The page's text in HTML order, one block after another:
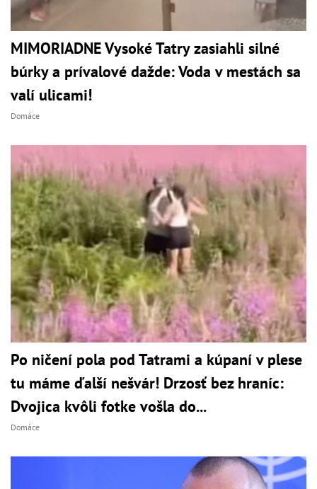
MIMORIADNE Vysoké Tatry zasiahli silné
búrky a prívalové dažde: Voda v mestách sa
valí ulicami!
Domáce
Po ničení pola pod Tatrami a kúpaní v plese
tu máme ďalší nešvár! Drzosť bez hraníc:
Dvojica kvôli fotke vošla do...
Domáce